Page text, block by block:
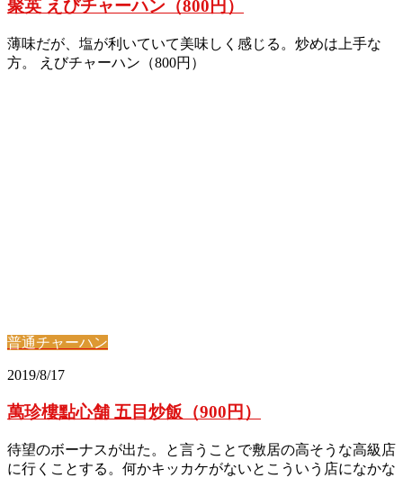
聚英 えびチャーハン（800円）
薄味だが、塩が利いていて美味しく感じる。炒めは上手な
方。 えびチャーハン（800円）
普通チャーハン
2019/8/17
萬珍樓點心舗 五目炒飯（900円）
待望のボーナスが出た。と言うことで敷居の高そうな高級店
に行くことする。何かキッカケがないとこういう店になかな